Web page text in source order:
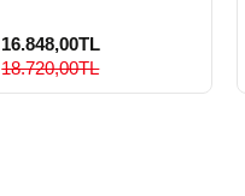
16.848,00TL
18.720,00TL